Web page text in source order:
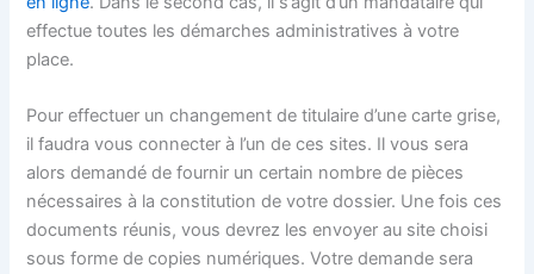
effectue toutes les démarches administratives à votre
place.
Pour effectuer un changement de titulaire d’une carte grise,
il faudra vous connecter à l’un de ces sites. Il vous sera
alors demandé de fournir un certain nombre de pièces
nécessaires à la constitution de votre dossier. Une fois ces
documents réunis, vous devrez les envoyer au site choisi
sous forme de copies numériques. Votre demande sera